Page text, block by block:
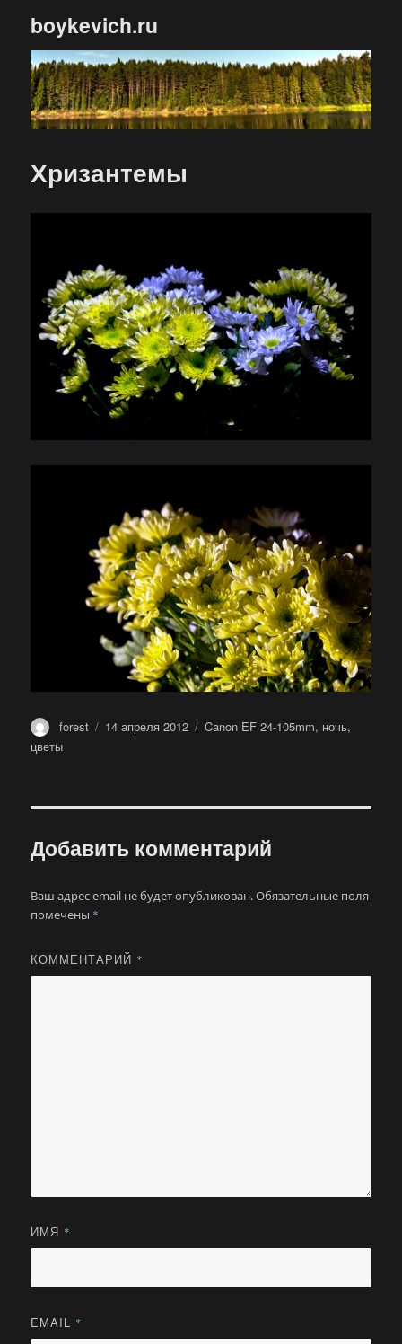
boykevich.ru
Хризантемы
Автор
forest Опубликовано
14 апреля 2012 Метки
Canon EF 24-105mm, ночь,
цветы
Добавить комментарий
Ваш адрес email не будет опубликован.Обязательные поля
помечены *
КОММЕНТАРИЙ *
ИМЯ *
EMAIL *